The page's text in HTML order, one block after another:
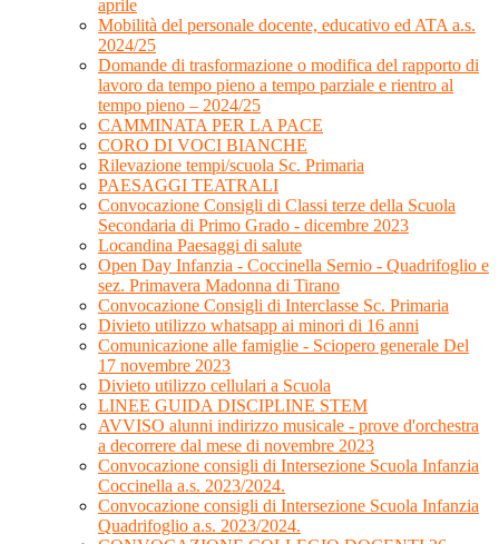
aprile
Mobilità del personale docente, educativo ed ATA a.s.
2024/25
Domande di trasformazione o modifica del rapporto di
lavoro da tempo pieno a tempo parziale e rientro al
tempo pieno – 2024/25
CAMMINATA PER LA PACE
CORO DI VOCI BIANCHE
Rilevazione tempi/scuola Sc. Primaria
PAESAGGI TEATRALI
Convocazione Consigli di Classi terze della Scuola
Secondaria di Primo Grado - dicembre 2023
Locandina Paesaggi di salute
Open Day Infanzia - Coccinella Sernio - Quadrifoglio e
sez. Primavera Madonna di Tirano
Convocazione Consigli di Interclasse Sc. Primaria
Divieto utilizzo whatsapp ai minori di 16 anni
Comunicazione alle famiglie - Sciopero generale Del
17 novembre 2023
Divieto utilizzo cellulari a Scuola
LINEE GUIDA DISCIPLINE STEM
AVVISO alunni indirizzo musicale - prove d'orchestra
a decorrere dal mese di novembre 2023
Convocazione consigli di Intersezione Scuola Infanzia
Coccinella a.s. 2023/2024.
Convocazione consigli di Intersezione Scuola Infanzia
Quadrifoglio a.s. 2023/2024.